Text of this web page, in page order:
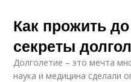
Как прожить
секреты
Долголетие – это мечта
наука и медицина сделали